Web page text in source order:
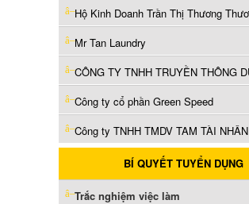
Mr Tan Laundry
Công ty cổ phần Green Speed
Công ty TNHH TMDV TAM TÀI NHÂN
BÍ QUYẾT TUYỂN DỤNG
Trắc nghiệm việc làm